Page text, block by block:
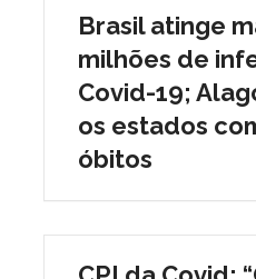
Brasil atinge
milhões de
Covid-19;
os estados
óbitos